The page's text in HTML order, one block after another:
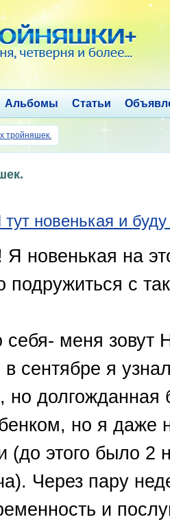
Альбомы Статьи
тройняшек.
новенькая и
новенькая на
подружиться с
себя- меня зовут
в сентябре я
но долгожданная
но я даже
(до этого было
Через пару
и